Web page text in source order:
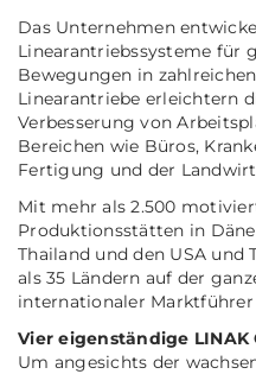
Das Unternehmen
Linearantriebssysteme für
Bewegungen in
Linearantriebe erleichtern
Verbesserung von
Bereichen wie Büros,
Fertigung und der
Mit mehr als 2.500
Produktionsstätten in
Thailand und den USA
als 35 Ländern auf der
internationaler
Vier eigenständige LINAK
Um angesichts der